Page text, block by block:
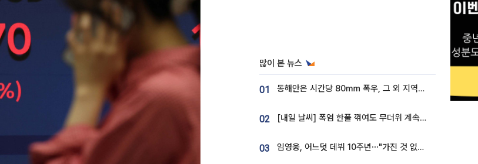
많이 본 뉴스
01 동해안은 시간당 80㎜ 폭우, 그 외 지역은 폭염…‘극과 극 날씨’
02 [내일 날씨] 폭염 한풀 꺾여도 무더위 계속⋯동해안 이틀 연속 비
03 임영웅, 어느덧 데뷔 10주년⋯"가진 것 없던 시절, 내 앞엔 20명의 팬뿐"